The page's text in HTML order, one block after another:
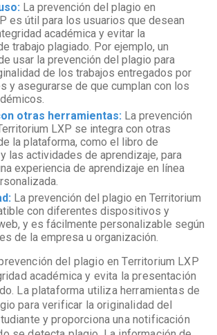
La prevención del plagio en
es útil para los usuarios que desean
académica y evitar la
trabajo plagiado. Por ejemplo, un
usar la prevención del plagio para
de los trabajos entregados por
y asegurarse de que cumplan con los
otras herramientas: La prevención
LXP se integra con otras
la plataforma, como el libro de
las actividades de aprendizaje, para
experiencia de aprendizaje en línea
La prevención del plagio en Territorium
con diferentes dispositivos y
y es fácilmente personalizable según
de la empresa u organización.
del plagio en Territorium LXP
académica y evita la presentación
La plataforma utiliza herramientas de
para verificar la originalidad del
y proporciona una notificación